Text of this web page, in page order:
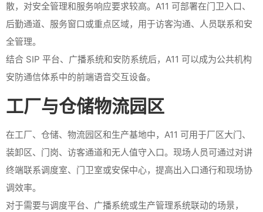
散，对安全管理和服务响应要求较高。A11 可部署在门卫入口、
后勤通道、服务窗口或重点区域，用于访客沟通、人员联系和安
全管理。
结合 SIP 平台、广播系统和安防系统后，A11 可以成为公共机构
安防通信体系中的前端语音交互设备。
工厂与仓储物流园区
在工厂、仓储、物流园区和生产基地中，A11 可用于厂区大门、
装卸区、门岗、访客通道和无人值守入口。现场人员可通过对讲
终端联系调度室、门卫室或安保中心，提高出入口通行和现场协
调效率。
对于需要与调度平台、广播系统或生产管理系统联动的场景，